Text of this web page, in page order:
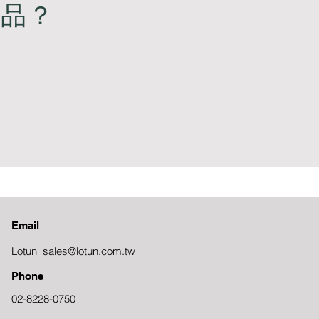
？
Email
Lotun_sales@lotun.com.tw
Phone
02-8228-0750